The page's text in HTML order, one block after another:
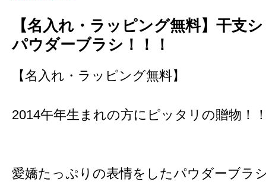
【名入れ・ラッピング無料】干支
パウダーブラシ！！！
【名入れ・ラッピング無料】
2014午年生まれの方にピッタリの贈物！
愛嬌たっぷりの表情をしたパウダーブラ